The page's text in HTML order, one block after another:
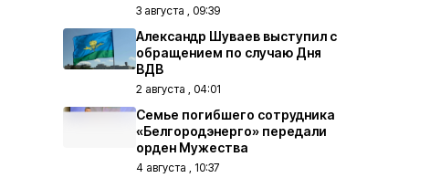
3 августа , 09:39
Александр Шуваев выступил с
обращением по случаю Дня
ВДВ
2 августа , 04:01
Семье погибшего сотрудника
«Белгородэнерго» передали
орден Мужества
4 августа , 10:37